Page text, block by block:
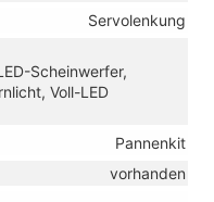
Servolenkung
Scheinwerfer,
Voll-LED
Pannenkit
vorhanden